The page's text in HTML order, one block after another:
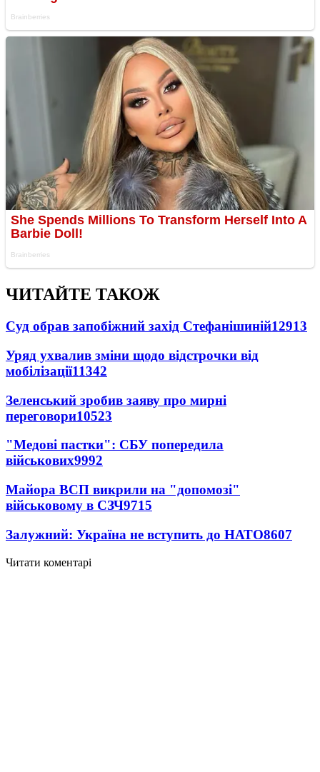
ЧИТАЙТЕ ТАКОЖ
Суд обрав запобіжний захід Стефанішиній12913
Уряд ухвалив зміни щодо відстрочки від
мобілізації11342
Зеленський зробив заяву про мирні
переговори10523
"Медові пастки": СБУ попередила
військових9992
Майора ВСП викрили на "допомозі"
військовому в СЗЧ9715
Залужний: Україна не вступить до НАТО8607
Читати коментарі